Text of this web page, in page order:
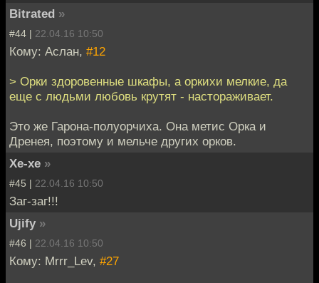
Bitrated »
#44 | 22.04.16 10:50
Кому: Аслан, #12
> Орки здоровенные шкафы, а оркихи мелкие, да
еще с людьми любовь крутят - настораживает.
Это же Гарона-полуорчиха. Она метис Орка и
Дренея, поэтому и мельче других орков.
Хе-хе »
#45 | 22.04.16 10:50
Заг-заг!!!
Ujify »
#46 | 22.04.16 10:50
Кому: Mrrr_Lev, #27